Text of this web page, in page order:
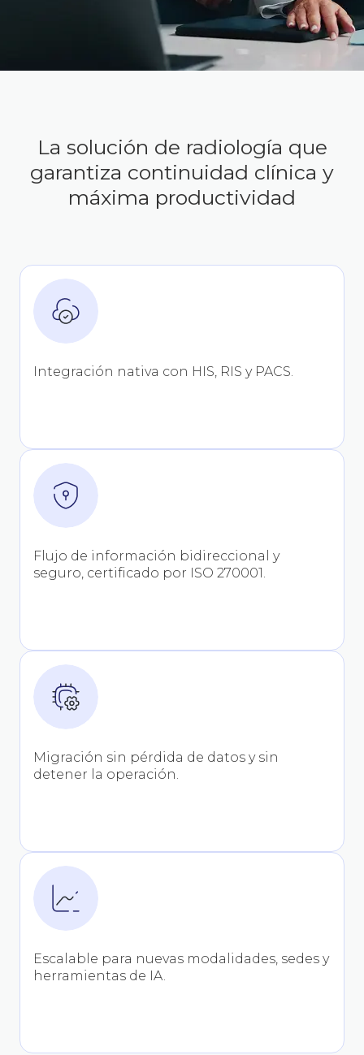
La solución de radiología que
garantiza continuidad clínica y
máxima productividad
Integración nativa con HIS, RIS y PACS.
Flujo de información bidireccional y
seguro, certificado por ISO 270001.
Migración sin pérdida de datos y sin
detener la operación.
Escalable para nuevas modalidades, sedes y
herramientas de IA.